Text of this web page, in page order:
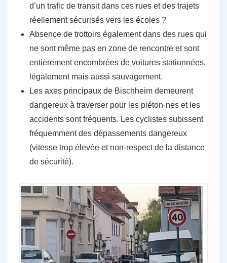
d’un trafic de transit dans ces rues et des trajets
réellement sécurisés vers les écoles ?
Absence de trottoirs également dans des rues qui
ne sont même pas en zone de rencontre et sont
entièrement encombrées de voitures stationnées,
légalement mais aussi sauvagement.
Les axes principaux de Bischheim demeurent
dangereux à traverser pour les piéton·nes et les
accidents sont fréquents. Les cyclistes subissent
fréquemment des dépassements dangereux
(vitesse trop élevée et non-respect de la distance
de sécurité).